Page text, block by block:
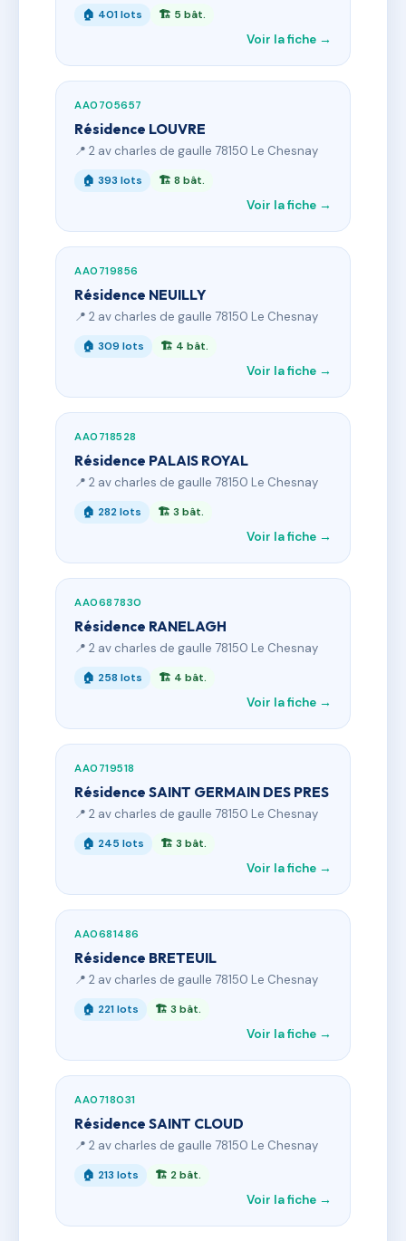
🏠 401 lots 🏗 5 bât.
Voir la fiche →
AA0705657
Résidence LOUVRE
📍 2 av charles de gaulle 78150 Le Chesnay
🏠 393 lots 🏗 8 bât.
Voir la fiche →
AA0719856
Résidence NEUILLY
📍 2 av charles de gaulle 78150 Le Chesnay
🏠 309 lots 🏗 4 bât.
Voir la fiche →
AA0718528
Résidence PALAIS ROYAL
📍 2 av charles de gaulle 78150 Le Chesnay
🏠 282 lots 🏗 3 bât.
Voir la fiche →
AA0687830
Résidence RANELAGH
📍 2 av charles de gaulle 78150 Le Chesnay
🏠 258 lots 🏗 4 bât.
Voir la fiche →
AA0719518
Résidence SAINT GERMAIN DES PRES
📍 2 av charles de gaulle 78150 Le Chesnay
🏠 245 lots 🏗 3 bât.
Voir la fiche →
AA0681486
Résidence BRETEUIL
📍 2 av charles de gaulle 78150 Le Chesnay
🏠 221 lots 🏗 3 bât.
Voir la fiche →
AA0718031
Résidence SAINT CLOUD
📍 2 av charles de gaulle 78150 Le Chesnay
🏠 213 lots 🏗 2 bât.
Voir la fiche →